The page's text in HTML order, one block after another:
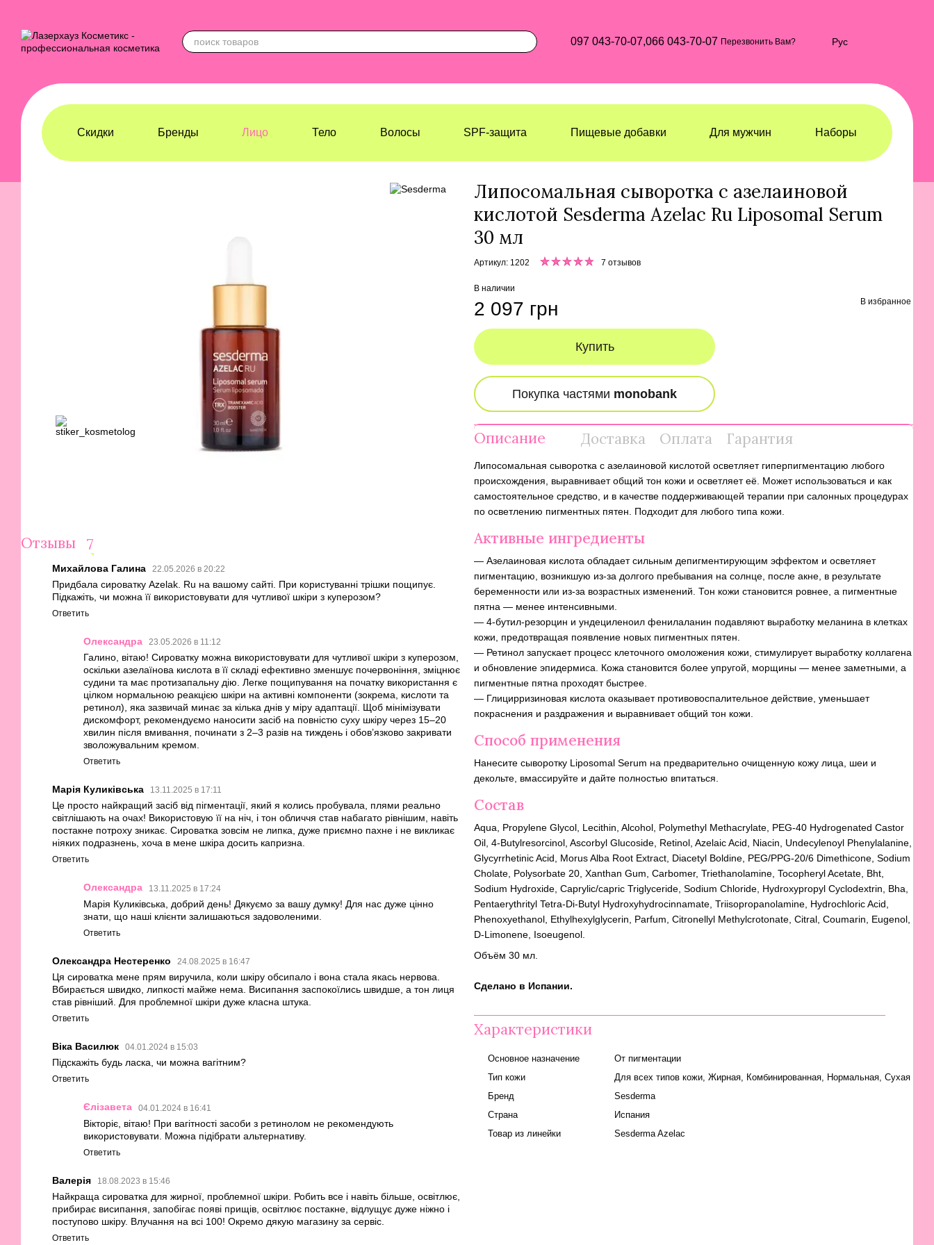
097 043-70-07,066 043-70-07 Перезвонить Вам? Рус
Скидки Бренды Лицо Тело Волосы SPF-защита Пищевые добавки Для мужчин Наборы
Отзывы 7
Михайлова Галина 22.05.2026 в 20:22
Придбала сироватку Azelak. Ru на вашому сайті. При користуванні трішки пощипує.
Підкажіть, чи можна її використовувати для чутливої шкіри з куперозом?
Ответить
Олександра 23.05.2026 в 11:12
Галино, вітаю! Сироватку можна використовувати для чутливої шкіри з куперозом,
оскільки азелаїнова кислота в її складі ефективно зменшує почервоніння, зміцнює
судини та має протизапальну дію. Легке пощипування на початку використання є
цілком нормальною реакцією шкіри на активні компоненти (зокрема, кислоти та
ретинол), яка зазвичай минає за кілька днів у міру адаптації. Щоб мінімізувати
дискомфорт, рекомендуємо наносити засіб на повністю суху шкіру через 15–20
хвилин після вмивання, починати з 2–3 разів на тиждень і обов’язково закривати
зволожувальним кремом.
Ответить
Марія Куликівська 13.11.2025 в 17:11
Це просто найкращий засіб від пігментації, який я колись пробувала, плями реально
світлішають на очах! Використовую її на ніч, і тон обличчя став набагато рівнішим, навіть
постакне потроху зникає. Сироватка зовсім не липка, дуже приємно пахне і не викликає
ніяких подразнень, хоча в мене шкіра досить капризна.
Ответить
Олександра 13.11.2025 в 17:24
Марія Куликівська, добрий день! Дякуємо за вашу думку! Для нас дуже цінно
знати, що наші клієнти залишаються задоволеними.
Ответить
Олександра Нестеренко 24.08.2025 в 16:47
Ця сироватка мене прям виручила, коли шкіру обсипало і вона стала якась нервова.
Вбирається швидко, липкості майже нема. Висипання заспокоїлись швидше, а тон лиця
став рівніший. Для проблемної шкіри дуже класна штука.
Ответить
Віка Василюк 04.01.2024 в 15:03
Підскажіть будь ласка, чи можна вагітним?
Ответить
Єлізавета 04.01.2024 в 16:41
Вікторіє, вітаю! При вагітності засоби з ретинолом не рекомендують
використовувати. Можна підібрати альтернативу.
Ответить
Валерія 18.08.2023 в 15:46
Найкраща сироватка для жирної, проблемної шкіри. Робить все і навіть більше, освітлює,
прибирає висипання, запобігає появі прищів, освітлює постакне, відлущує дуже ніжно і
поступово шкіру. Влучання на всі 100! Окремо дякую магазину за сервіс.
Ответить
Липосомальная сыворотка с азелаиновой
кислотой Sesderma Azelac Ru Liposomal Serum
30 мл
Артикул: 1202 7 отзывов
2 097 грн
В наличии
В избранное
Купить
Доставка Оплата Гарантия
Описание
Липосомальная сыворотка с азелаиновой кислотой осветляет гиперпигментацию любого
происхождения, выравнивает общий тон кожи и осветляет её. Может использоваться и как
самостоятельное средство, и в качестве поддерживающей терапии при салонных процедурах
по осветлению пигментных пятен. Подходит для любого типа кожи.
Активные ингредиенты
— Азелаиновая кислота обладает сильным депигментирующим эффектом и осветляет
пигментацию, возникшую из-за долгого пребывания на солнце, после акне, в результате
беременности или из-за возрастных изменений. Тон кожи становится ровнее, а пигментные
пятна — менее интенсивными.
— 4-бутил-резорцин и ундециленоил фенилаланин подавляют выработку меланина в клетках
кожи, предотвращая появление новых пигментных пятен.
— Ретинол запускает процесс клеточного омоложения кожи, стимулирует выработку коллагена
и обновление эпидермиса. Кожа становится более упругой, морщины — менее заметными, а
пигментные пятна проходят быстрее.
— Глицирризиновая кислота оказывает противовоспалительное действие, уменьшает
покраснения и раздражения и выравнивает общий тон кожи.
Способ применения
Нанесите сыворотку Liposomal Serum на предварительно очищенную кожу лица, шеи и
декольте, вмассируйте и дайте полностью впитаться.
Состав
Aqua, Propylene Glycol, Lecithin, Alcohol, Polymethyl Methacrylate, PEG-40 Hydrogenated Castor
Oil, 4-Butylresorcinol, Ascorbyl Glucoside, Retinol, Azelaic Acid, Niacin, Undecylenoyl Phenylalanine,
Glycyrrhetinic Acid, Morus Alba Root Extract, Diacetyl Boldine, PEG/PPG-20/6 Dimethicone, Sodium
Cholate, Polysorbate 20, Xanthan Gum, Carbomer, Triethanolamine, Tocopheryl Acetate, Bht,
Sodium Hydroxide, Caprylic/capric Triglyceride, Sodium Chloride, Hydroxypropyl Cyclodextrin, Bha,
Pentaerythrityl Tetra-Di-Butyl Hydroxyhydrocinnamate, Triisopropanolamine, Hydrochloric Acid,
Phenoxyethanol, Ethylhexylglycerin, Parfum, Citronellyl Methylcrotonate, Citral, Coumarin, Eugenol,
D-Limonene, Isoeugenol.
Объём 30 мл.
Сделано в Испании.
Характеристики
Основное назначение
От пигментации
Тип кожи
Для всех типов кожи Жирная Комбинированная Нормальная Сухая
Бренд
Sesderma
Страна
Испания
Товар из линейки
Sesderma Azelac